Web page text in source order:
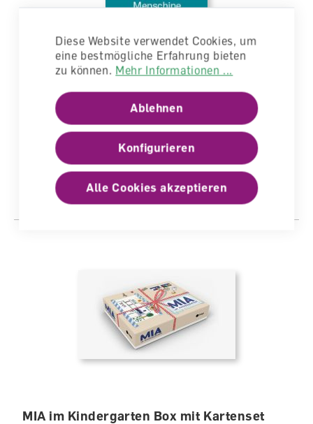
inform@21 Set 4 (inkl. Bilderbuch
Menschine)
Begleitband für Lehrperson
lieferbar
CHF 60.00
MIA im Kindergarten Box mit Kartenset
Diese Website verwendet Cookies, um
eine bestmögliche Erfahrung bieten
zu können. Mehr Informationen ...
Ablehnen
Konfigurieren
Alle Cookies akzeptieren